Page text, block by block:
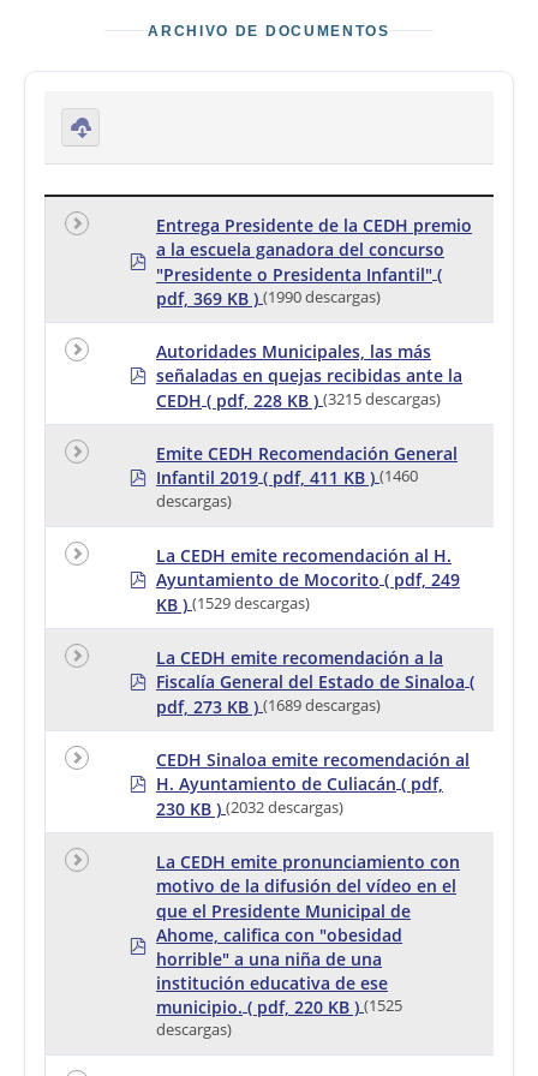
de
humanos
ción en
los
ARCHIVO DE DOCUMENTOS
w
nl
o
ct
e
d
p
d
Entrega Presidente de la CEDH premio
a la escuela ganadora del concurso
"Presidente o Presidenta Infantil" (
pdf, 369 KB ) (1990 descargas)
p
d
Autoridades Municipales, las más
señaladas en quejas recibidas ante la
CEDH ( pdf, 228 KB ) (3215 descargas)
p
d
Emite CEDH Recomendación General
Infantil 2019 ( pdf, 411 KB ) (1460
descargas)
p
d
La CEDH emite recomendación al H.
Ayuntamiento de Mocorito ( pdf, 249
KB ) (1529 descargas)
p
d
La CEDH emite recomendación a la
Fiscalía General del Estado de Sinaloa (
pdf, 273 KB ) (1689 descargas)
p
d
CEDH Sinaloa emite recomendación al
H. Ayuntamiento de Culiacán ( pdf,
230 KB ) (2032 descargas)
p
d
La CEDH emite pronunciamiento con
motivo de la difusión del vídeo en el
que el Presidente Municipal de
Ahome, califica con "obesidad
horrible" a una niña de una
institución educativa de ese
municipio. ( pdf, 220 KB ) (1525
descargas)